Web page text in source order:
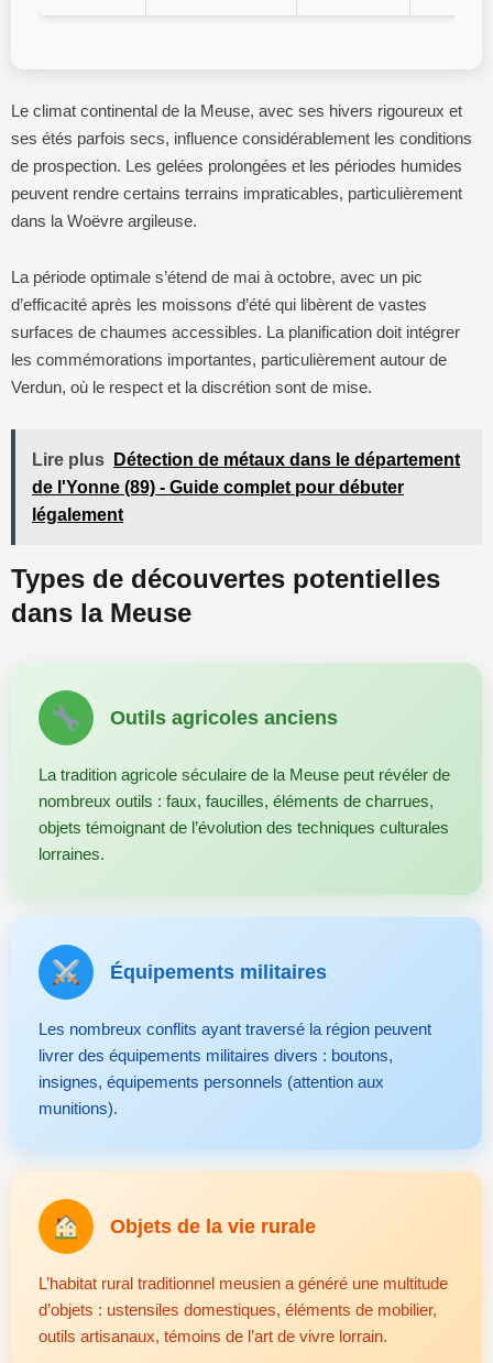
Le climat continental de la Meuse, avec ses hivers rigoureux et
ses étés parfois secs, influence considérablement les conditions
de prospection. Les gelées prolongées et les périodes humides
peuvent rendre certains terrains impraticables, particulièrement
dans la Woëvre argileuse.
La période optimale s’étend de mai à octobre, avec un pic
d’efficacité après les moissons d’été qui libèrent de vastes
surfaces de chaumes accessibles. La planification doit intégrer
les commémorations importantes, particulièrement autour de
Verdun, où le respect et la discrétion sont de mise.
Lire plus
Détection de métaux dans le département
de l'Yonne (89) - Guide complet pour débuter
légalement
Types de découvertes potentielles
dans la Meuse
Outils agricoles anciens
La tradition agricole séculaire de la Meuse peut révéler de
nombreux outils : faux, faucilles, éléments de charrues,
objets témoignant de l’évolution des techniques culturales
lorraines.
Équipements militaires
Les nombreux conflits ayant traversé la région peuvent
livrer des équipements militaires divers : boutons,
insignes, équipements personnels (attention aux
munitions).
Objets de la vie rurale
L’habitat rural traditionnel meusien a généré une multitude
d’objets : ustensiles domestiques, éléments de mobilier,
outils artisanaux, témoins de l’art de vivre lorrain.